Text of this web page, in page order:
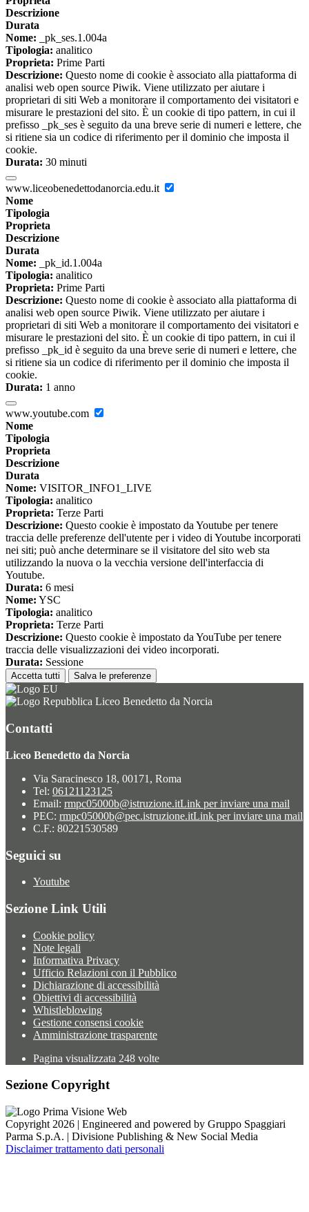
Descrizione
Durata
Nome: _pk_ses.1.004a
Tipologia: analitico
Proprieta: Prime Parti
Descrizione: Questo nome di cookie è associato alla piattaforma di
analisi web open source Piwik. Viene utilizzato per aiutare i
proprietari di siti Web a monitorare il comportamento dei visitatori e
misurare le prestazioni del sito. È un cookie di tipo pattern, in cui il
prefisso _pk_ses è seguito da una breve serie di numeri e lettere, che
si ritiene sia un codice di riferimento per il dominio che imposta il
cookie.
Durata: 30 minuti
www.liceobenedettodanorcia.edu.it
Nome
Tipologia
Proprieta
Descrizione
Durata
Nome: _pk_id.1.004a
Tipologia: analitico
Proprieta: Prime Parti
Descrizione: Questo nome di cookie è associato alla piattaforma di
analisi web open source Piwik. Viene utilizzato per aiutare i
proprietari di siti Web a monitorare il comportamento dei visitatori e
misurare le prestazioni del sito. È un cookie di tipo pattern, in cui il
prefisso _pk_id è seguito da una breve serie di numeri e lettere, che
si ritiene sia un codice di riferimento per il dominio che imposta il
cookie.
Durata: 1 anno
www.youtube.com
Nome
Tipologia
Proprieta
Descrizione
Durata
Nome: VISITOR_INFO1_LIVE
Tipologia: analitico
Proprieta: Terze Parti
Descrizione: Questo cookie è impostato da Youtube per tenere
traccia delle preferenze dell'utente per i video di Youtube incorporati
nei siti; può anche determinare se il visitatore del sito web sta
utilizzando la nuova o la vecchia versione dell'interfaccia di
Youtube.
Durata: 6 mesi
Nome: YSC
Tipologia: analitico
Proprieta: Terze Parti
Descrizione: Questo cookie è impostato da YouTube per tenere
traccia delle visualizzazioni dei video incorporati.
Durata: Sessione
Accetta tutti Salva le preferenze
Liceo Benedetto da Norcia
Contatti
Liceo Benedetto da Norcia
Via Saracinesco 18, 00171, Roma
Tel: 06121123125
Email: rmpc05000b@istruzione.itLink per inviare una mail
PEC: rmpc05000b@pec.istruzione.itLink per inviare una mail
C.F.: 80221530589
Seguici su
Youtube
Sezione Link Utili
Cookie policy
Note legali
Informativa Privacy
Ufficio Relazioni con il Pubblico
Dichiarazione di accessibilità
Obiettivi di accessibilità
Whistleblowing
Gestione consensi cookie
Amministrazione trasparente
Pagina visualizzata 248 volte
Sezione Copyright
Copyright 2026 | Engineered and powered by Gruppo Spaggiari
Parma S.p.A. | Divisione Publishing & New Social Media
Disclaimer trattamento dati personali